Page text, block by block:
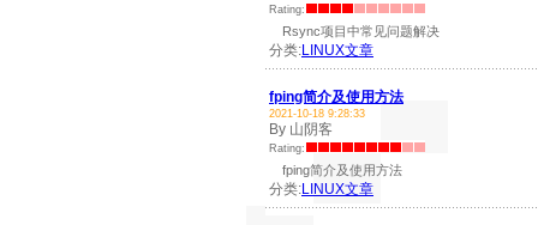
Rating:
Rsync项目中常见问题解决
分类:LINUX文章
fping简介及使用方法
2021-10-18 9:28:33
By 山阴客
Rating:
fping简介及使用方法
分类:LINUX文章